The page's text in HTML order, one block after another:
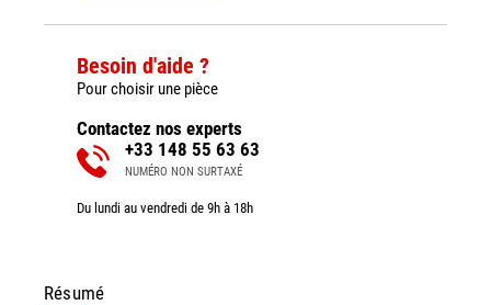
Besoin d'aide ?
Pour choisir une pièce
Contactez nos experts
+33 148 55 63 63
NUMÉRO NON SURTAXÉ
Du lundi au vendredi de 9h à 18h
Résumé